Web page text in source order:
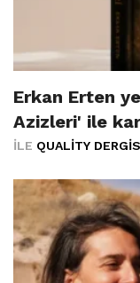
Erkan Erten
Azizleri' ile
İLE QUALITY